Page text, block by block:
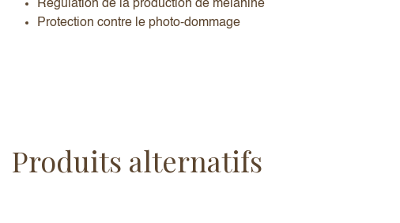
Régulation de la production de mélanine
Protection contre le photo-dommage
Produits alternatifs